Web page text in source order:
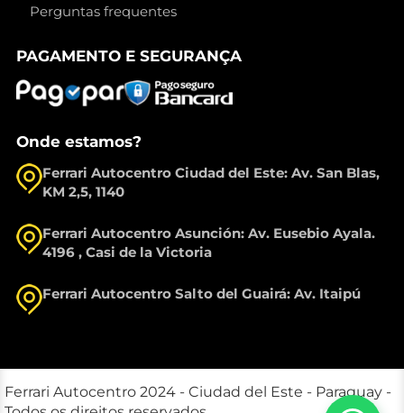
Perguntas frequentes
PAGAMENTO E SEGURANÇA
Onde estamos?
Ferrari Autocentro Ciudad del Este: Av. San Blas,
KM 2,5, 1140
Ferrari Autocentro Asunción: Av. Eusebio Ayala.
4196 , Casi de la Victoria
Ferrari Autocentro Salto del Guairá: Av. Itaipú
Ferrari Autocentro 2024 - Ciudad del Este - Paraguay -